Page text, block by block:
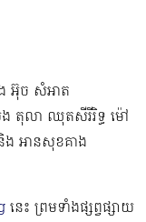
អ៊ុច សំអាត
ង តុលា ឈុតសីរីរិទ្ធ ម៉ៅ
ង អានសុខគាង
នេះ ព្រមទាំងផ្សព្វផ្សាយ